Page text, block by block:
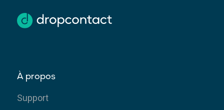
À propos
Support